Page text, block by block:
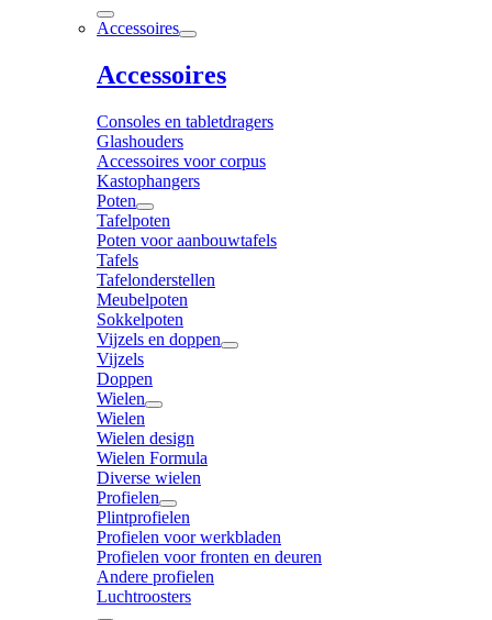
Accessoires
Accessoires
Consoles en tabletdragers
Glashouders
Accessoires voor corpus
Kastophangers
Poten
Tafelpoten
Poten voor aanbouwtafels
Tafels
Tafelonderstellen
Meubelpoten
Sokkelpoten
Vijzels en doppen
Vijzels
Doppen
Wielen
Wielen
Wielen design
Wielen Formula
Diverse wielen
Profielen
Plintprofielen
Profielen voor werkbladen
Profielen voor fronten en deuren
Andere profielen
Luchtroosters